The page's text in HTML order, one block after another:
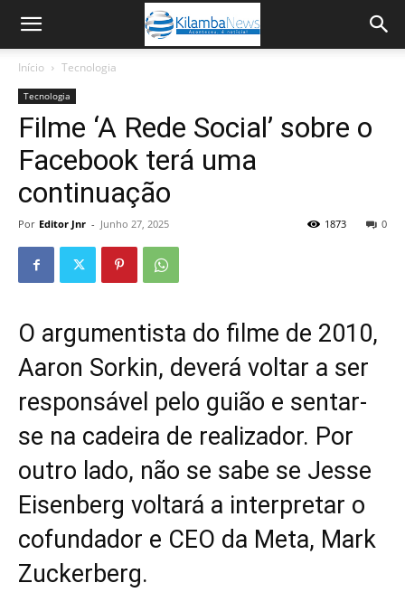
Início Tecnologia
Tecnologia
Filme ‘A Rede Social’ sobre o
Facebook terá uma
continuação
Por Editor Jnr - Junho 27, 2025 0
1873
O argumentista do filme de 2010,
Aaron Sorkin, deverá voltar a ser
responsável pelo guião e sentar-
se na cadeira de realizador. Por
outro lado, não se sabe se Jesse
Eisenberg voltará a interpretar o
cofundador e CEO da Meta, Mark
Zuckerberg.